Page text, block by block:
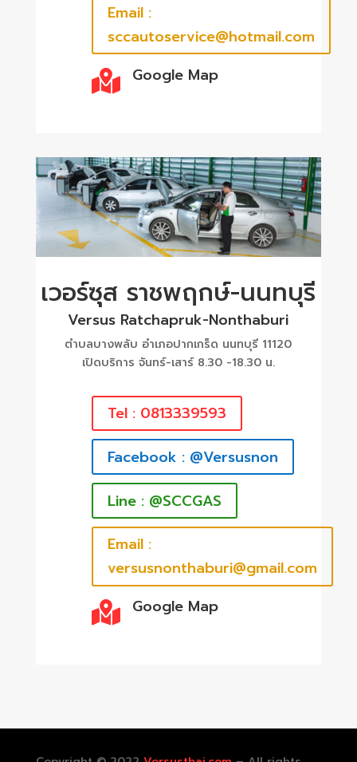
Email :
sccautoservice@hotmail.com
 Google Map
เวอร์ซุส ราชพฤกษ์-นนทบุรี
Versus Ratchapruk-Nonthaburi
ตำบลบางพลับ อำเภอปากเกร็ด นนทบุรี 11120
เปิดบริการ จันทร์-เสาร์ 8.30 -18.30 น.
Tel : 0813339593
Facebook : @Versusnon
Line : @SCCGAS
Email :
versusnonthaburi@gmail.com
 Google Map